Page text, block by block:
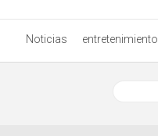
Noticias entretenimiento